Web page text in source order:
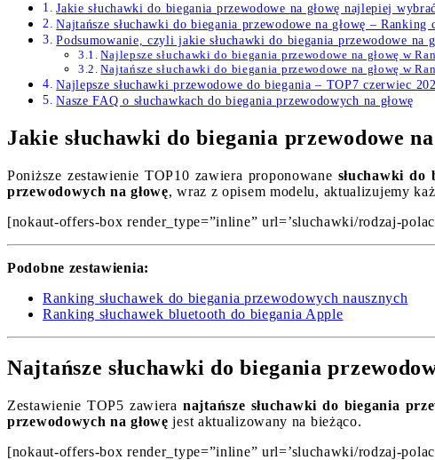
Jakie słuchawki do biegania przewodowe na głowę najlepiej
Najtańsze słuchawki do biegania przewodowe na głowę – Ranking
Podsumowanie, czyli jakie słuchawki do biegania przewodowe na
Najlepsze słuchawki do biegania przewodowe na głowę w
Najtańsze słuchawki do biegania przewodowe na głowę w
Najlepsze słuchawki przewodowe do biegania – TOP7 czerwiec
Nasze FAQ o słuchawkach do biegania przewodowych na głowę
Jakie słuchawki do biegania przewodowe
Poniższe zestawienie TOP10 zawiera proponowane słuchawki do
przewodowych na głowę, wraz z opisem modelu, aktualizujemy
[nokaut-offers-box render_type=”inline” url=’sluchawki/rodzaj-
Podobne zestawienia:
Ranking słuchawek do biegania przewodowych nausznych
Ranking słuchawek bluetooth do biegania Apple
Najtańsze słuchawki do biegania
Zestawienie TOP5 zawieranajtańsze słuchawki do biegania
przewodowych na głowę jest aktualizowany na bieżąco.
[nokaut-offers-box render_type=”inline” url=’sluchawki/rodzaj-